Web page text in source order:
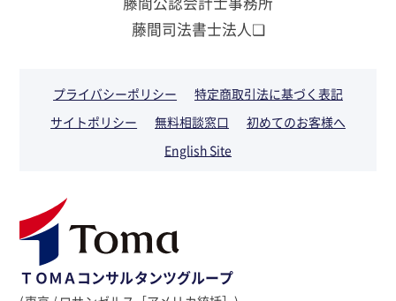
藤間司法書士法人❏
プライバシーポリシー
特定商取引法に基づく表記
サイトポリシー
無料相談窓口
初めてのお客様へ
English Site
ＴＯＭＡコンサルタンツグループ